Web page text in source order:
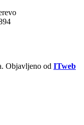
Objavljeno od ITweb